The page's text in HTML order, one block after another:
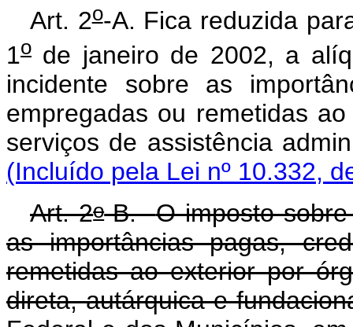
Art. 2o-A. Fica reduzida
1o de janeiro de 2002, a
incidente sobre as
empregadas ou remetidas
serviços de assistência
(Incluído pela Lei nº 10.332,
Art. 2o-B.O imposto
as importâncias pagas,
remetidas ao exterior por
direta, autárquica e